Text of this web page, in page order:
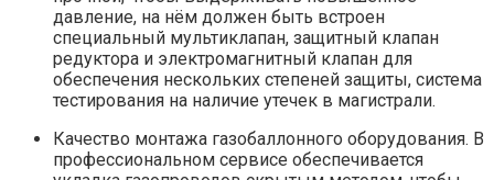
давление, на нём должен быть встроен
специальный мультиклапан, защитный клапан
редуктора и электромагнитный клапан для
обеспечения нескольких степеней защиты, система
тестирования на наличие утечек в магистрали.
Качество монтажа газобаллонного оборудования. В
профессиональном сервисе обеспечивается